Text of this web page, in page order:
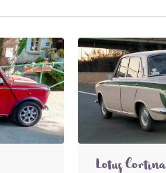
Lotus Cortina